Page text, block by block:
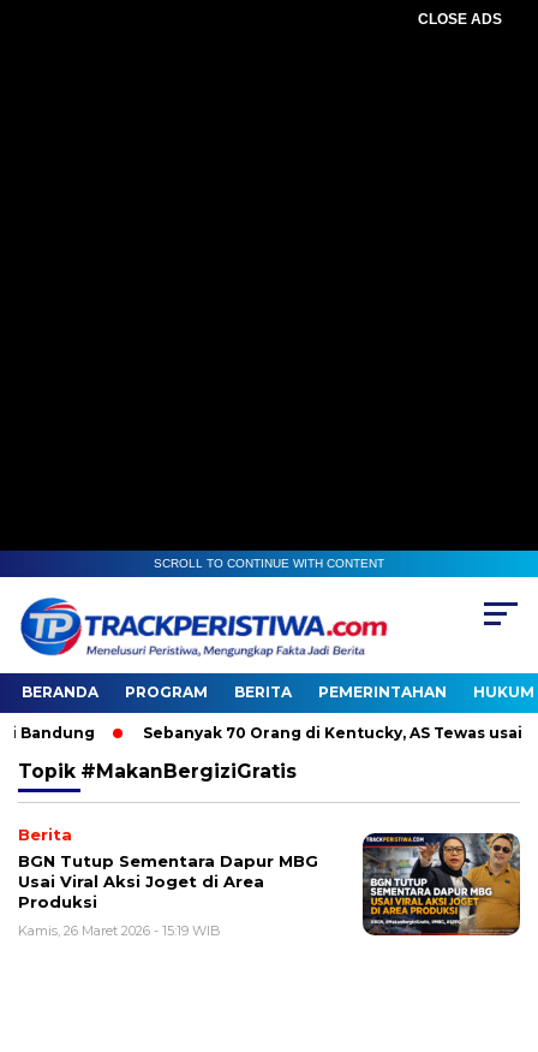
CLOSE ADS
SCROLL TO CONTINUE WITH CONTENT
BERANDA PROGRAM BERITA PEMERINTAHAN HUKUM
Sebanyak 70 Orang di Kentucky, AS Tewas usai
Topik #MakanBergiziGratis
Berita
BGN Tutup Sementara Dapur MBG
Usai Viral Aksi Joget di Area
Produksi
Kamis, 26 Maret 2026 - 15:19 WIB